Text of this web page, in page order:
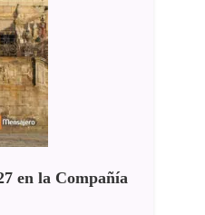
en la Compañía